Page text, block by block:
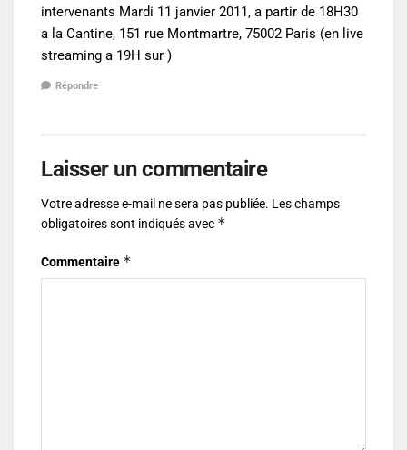
intervenants Mardi 11 janvier 2011, a partir de 18H30
a la Cantine, 151 rue Montmartre, 75002 Paris (en live
streaming a 19H sur )
Répondre
Laisser un commentaire
Votre adresse e-mail ne sera pas publiée. Les champs
obligatoires sont indiqués avec *
Commentaire *